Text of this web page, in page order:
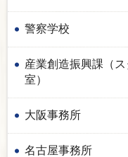
警察学校
産業創造振興課（
室）
大阪事務所
名古屋事務所